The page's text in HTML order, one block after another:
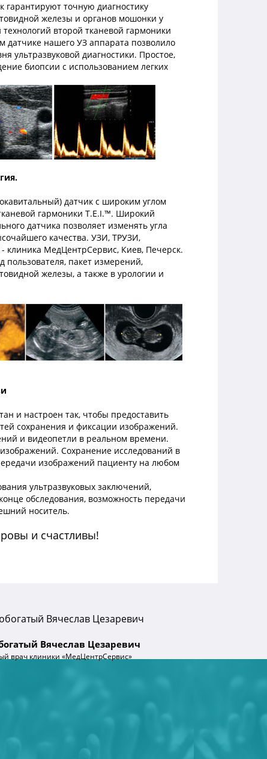
точную диагностику
железы и органов мошонки у
второй тканевой гармоники
датчике нашего УЗ аппарата позволило
ультразвуковой диагностики. Простое,
биопсии с использованием легких
датчик с широким углом
гармоники T.E.I.™. Широкий
датчика позволяет изменять угла
качества. УЗИ, ТРУЗИ,
клиника МедЦентрСервис, Киев, Печерск.
пакет измерений,
железы, а также в урологии и
и настроен так, чтобы предоставить
сохранения и фиксации изображений.
и видеопетли в реальном времени.
Сохранение исследований в
изображений пациенту на любом
ультразвуковых заключений,
обследования, возможность передачи
носитель.
и счастливы!
Вячеслав Цезаревич
врач клиники «МедЦентрСервис»